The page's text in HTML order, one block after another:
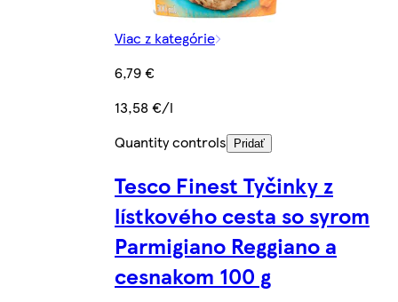
Viac z kategórie
6,79 €
13,58 €/l
Quantity controls
Pridať
Tesco Finest Tyčinky z
lístkového cesta so syrom
Parmigiano Reggiano a
cesnakom 100 g